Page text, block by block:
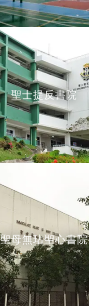
聖士提反書院
聖士提反書院
聖母無玷聖心書院
聖母無玷聖心書院